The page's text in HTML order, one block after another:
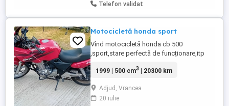
Telefon validat
Motocicletă honda sport
Vînd motocicletă honda cb 500
,sport,stare perfectă de funcționare,itp
1999 | 500 cm3 | 20300 km
Adjud, Vrancea
20 iulie